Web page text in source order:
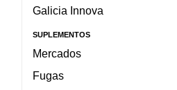
Galicia Innova
SUPLEMENTOS
Mercados
Fugas